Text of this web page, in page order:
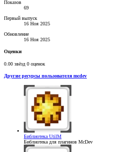
Показов
69
Первый выпуск
16 Ноя 2025
Обновление
16 Ноя 2025
Оценки
0.00 звёзд 0 оценок
Другие ресурсы пользователя mcdev
Библиотека UtilM
Библиотека для плагинов McDev